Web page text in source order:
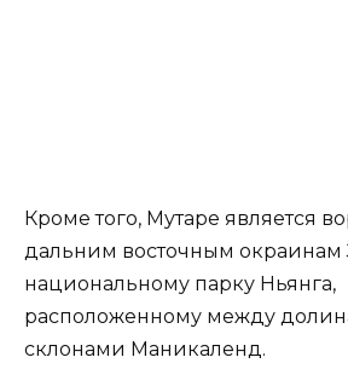
Кроме того, Мутаре является
дальним восточным окраинам
национальному парку Ньянга,
расположенному между
склонами Маникаленд.